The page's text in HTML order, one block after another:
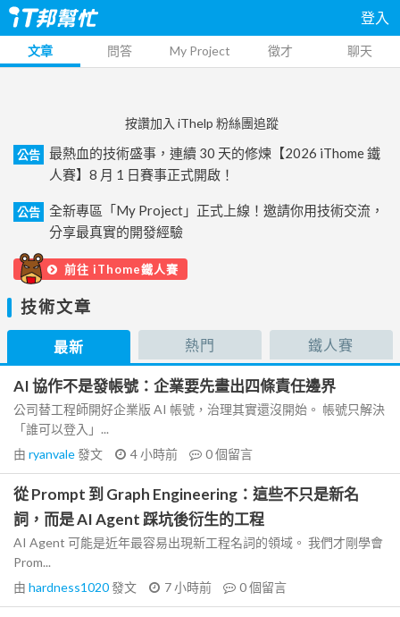
登入
文章 問答 My Project 徵才 聊天
按讚加入 iThelp 粉絲團追蹤
公告
最熱血的技術盛事，連續 30 天的修煉【2026 iThome 鐵
人賽】8 月 1 日賽事正式開啟！
公告
全新專區「My Project」正式上線！邀請你用技術交流，
分享最真實的開發經驗
前往 iThome鐵人賽
技術文章
最新 熱門 鐵人賽
AI 協作不是發帳號：企業要先畫出四條責任邊界
公司替工程師開好企業版 AI 帳號，治理其實還沒開始。 帳號只解決
「誰可以登入」...
由 ryanvale發文 4 小時前 0個留言
從 Prompt 到 Graph Engineering：這些不只是新名
詞，而是 AI Agent 踩坑後衍生的工程
AI Agent 可能是近年最容易出現新工程名詞的領域。 我們才剛學會
Prom...
由 hardness1020發文 7 小時前 0個留言